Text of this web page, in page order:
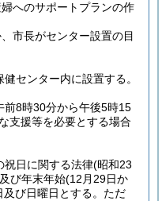
へのサポートプランの作
市長がセンター設置の目
センター内に設置する。
前8時30分から午後5時15
支援等を必要とする場合
祝日に関する法律(昭和23
び年末年始(12月29日か
び日曜日とする。 ただ